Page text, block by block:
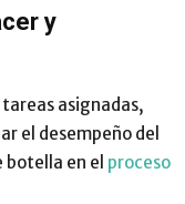
y
asignadas,
el desempeño del
en el proceso